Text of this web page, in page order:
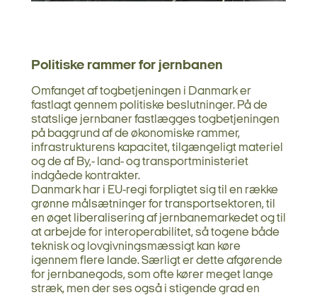
Politiske rammer for jernbanen
Omfanget af togbetjeningen i Danmark er
fastlagt gennem politiske beslutninger. På de
statslige jernbaner fastlægges togbetjeningen
på baggrund af de økonomiske rammer,
infrastrukturens kapacitet, tilgængeligt materiel
og de af By,- land- og transportministeriet
indgåede kontrakter.
Danmark har i EU-regi forpligtet sig til en række
grønne målsætninger for transportsektoren, til
en øget liberalisering af jernbanemarkedet og til
at arbejde for interoperabilitet, så togene både
teknisk og lovgivningsmæssigt kan køre
igennem flere lande. Særligt er dette afgørende
for jernbanegods, som ofte kører meget lange
stræk, men der ses også i stigende grad en